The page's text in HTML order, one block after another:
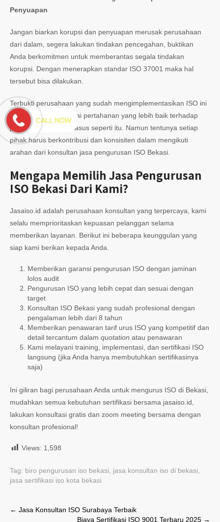
Penyuapan
Jangan biarkan korupsi dan penyuapan merusak perusahaan
dari dalam, segera lakukan tindakan pencegahan, buktikan
Anda berkomitmen untuk memberantas segala tindakan
korupsi. Dengan menerapkan standar ISO 37001 maka hal
tersebut bisa dilakukan.
Terbukti perusahaan yang sudah mengimplementasikan ISO ini
cenderung mempunyai pertahanan yang lebih baik terhadap
pencegahan kasus-kasus seperti itu. Namun tentunya setiap
pihak harus berkontribusi dan konsisiten dalam mengikuti
arahan dari konsultan jasa pengurusan ISO Bekasi.
Mengapa Memilih Jasa Pengurusan
ISO Bekasi Dari Kami?
Jasaiso.id adalah perusahaan konsultan yang terpercaya, kami
selalu memprioritaskan kepuasan pelanggan selama
memberikan layanan. Berikut ini beberapa keunggulan yang
siap kami berikan kepada Anda.
Memberikan garansi pengurusan ISO dengan jaminan
lolos audit
Pengurusan ISO yang lebih cepat dan sesuai dengan
target
Konsultan ISO Bekasi yang sudah profesional dengan
pengalaman lebih dari 8 tahun
Memberikan penawaran tarif urus ISO yang kompetitif dan
detail tercantum dalam quotation atau penawaran
Kami melayani training, implementasi, dan sertifikasi ISO
langsung (jika Anda hanya membutuhkan sertifikasinya
saja)
Ini giliran bagi perusahaan Anda untuk mengurus ISO di Bekasi,
mudahkan semua kebutuhan sertifikasi bersama jasaiso.id,
lakukan konsultasi gratis dan zoom meeting bersama dengan
konsultan profesional!
Views: 1,598
Tag: biro pengurusan iso bekasi, jasa konsultan iso di bekasi,
jasa sertifikasi iso kota bekasi
Post
← Jasa Konsultan ISO Surabaya Terbaik
Biaya Sertifikasi ISO 9001 Terbaru 2025 →
CALL NOW